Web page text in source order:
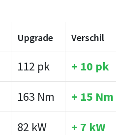
Upgrade Verschil
112 pk
+ 10 pk
163 Nm
+ 15 Nm
82 kW + 7 kW